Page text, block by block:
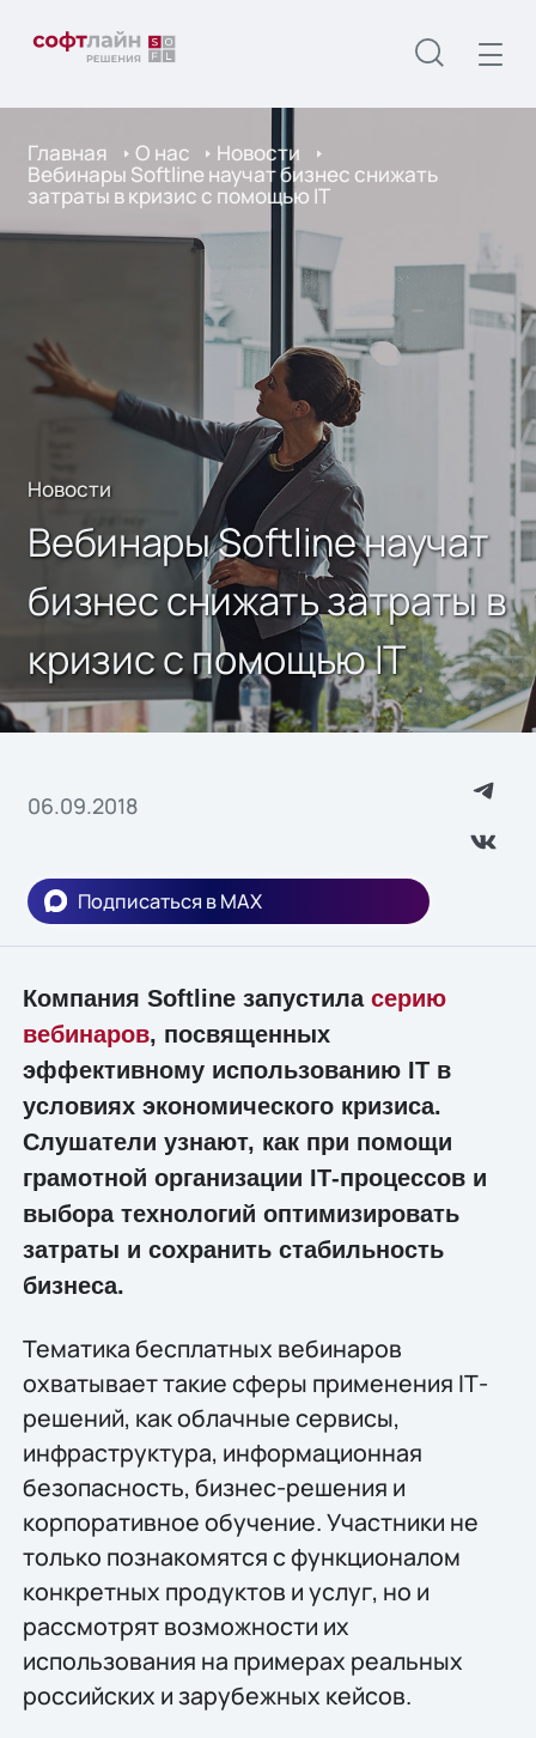
Главная О нас Новости
Вебинары Softline научат бизнес снижать
затраты в кризис с помощью IТ
Новости
Вебинары Softline научат
бизнес снижать затраты в
кризис с помощью IТ
06.09.2018
Подписаться в MAX
Компания Softline запустила серию
вебинаров, посвященных
эффективному использованию IТ в
условиях экономического кризиса.
Слушатели узнают, как при помощи
грамотной организации IТ-процессов и
выбора технологий оптимизировать
затраты и сохранить стабильность
бизнеса.
Тематика бесплатных вебинаров
охватывает такие сферы применения IТ-
решений, как облачные сервисы,
инфраструктура, информационная
безопасность, бизнес-решения и
корпоративное обучение. Участники не
только познакомятся с функционалом
конкретных продуктов и услуг, но и
рассмотрят возможности их
использования на примерах реальных
российских и зарубежных кейсов.